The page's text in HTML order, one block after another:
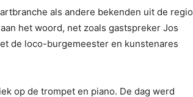
als andere bekenden uit de regio
het woord, net zoals gastspreker Jos
de loco-burgemeester en kunstenares
op de trompet en piano. De dag werd